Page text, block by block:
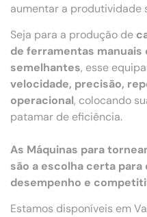
aumentar a produtividade
Seja para a produção de
de ferramentas
semelhantes, esse
velocidade, precisão,
operacional, colocando
patamar de eficiência.
As Máquinas para
são a escolha certa
desempenho e
Estamos disponíveis em